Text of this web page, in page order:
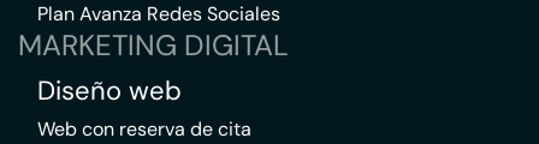
Plan Avanza Redes Sociales
MARKETING DIGITAL
Diseño web
Web con reserva de cita